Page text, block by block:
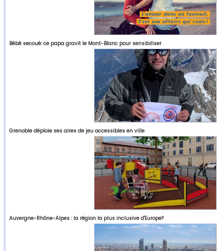
Bébé secoué: ce papa gravit le Mont-Blanc pour sensibiliser
Grenoble déploie ses aires de jeu accessibles en ville
Auvergne-Rhône-Alpes : la région la plus inclusive d'Europe?